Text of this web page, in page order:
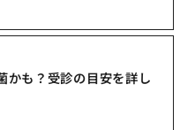
かも？受診の目安を詳し